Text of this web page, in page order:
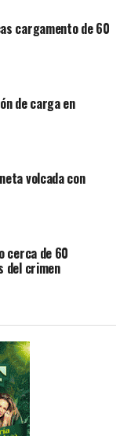
mata siete
cargamento de 60
de carga en
volcada con
cerca de 60
del crimen